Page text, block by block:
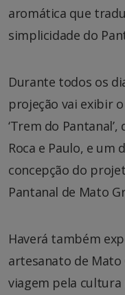
aromática que
simplicidade do
Durante todos os
projeção vai exibir
‘Trem do
Roca e Paulo, e
concepção do
Pantanal de Mato
Haverá também
artesanato de Mato
viagem pela cultura